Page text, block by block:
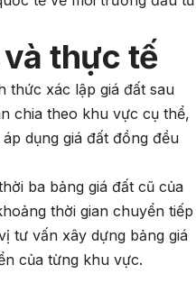
thực tế
thức xác lập giá đất sau
chia theo khu vực cụ thể,
dụng giá đất đồng đều
ba bảng giá đất cũ của
thời gian chuyển tiếp
tư vấn xây dựng bảng giá
của từng khu vực.